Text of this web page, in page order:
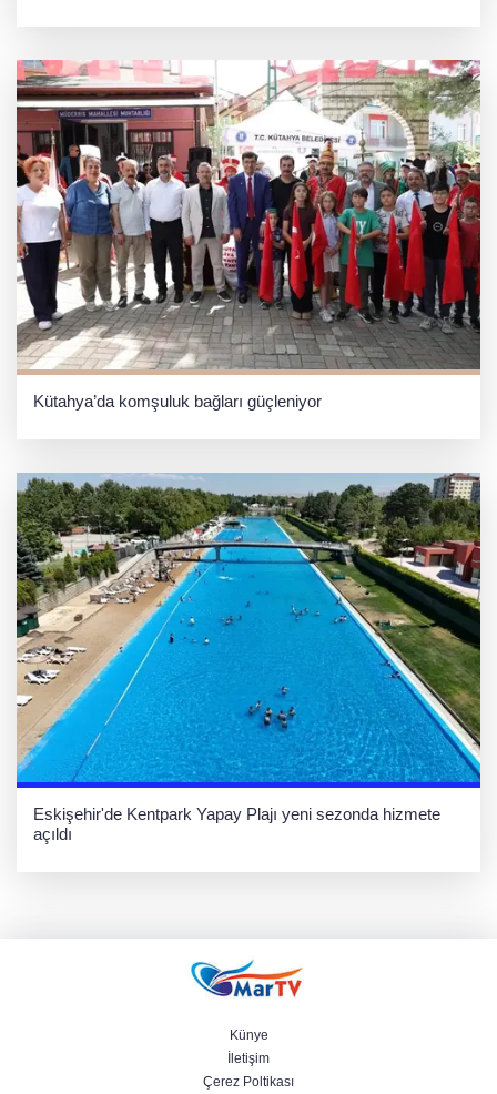
Kütahya’da komşuluk bağları güçleniyor
Eskişehir'de Kentpark Yapay Plajı yeni sezonda hizmete
açıldı
Künye
İletişim
Çerez Poltikası